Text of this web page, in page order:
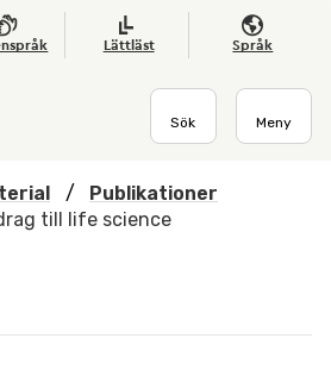
Lättläst Språk
Sök Meny
/
Publikationer
till life science